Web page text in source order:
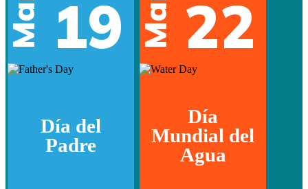
Mar 19
Día del
Padre
Mar 22
Día
Mundial del
Agua